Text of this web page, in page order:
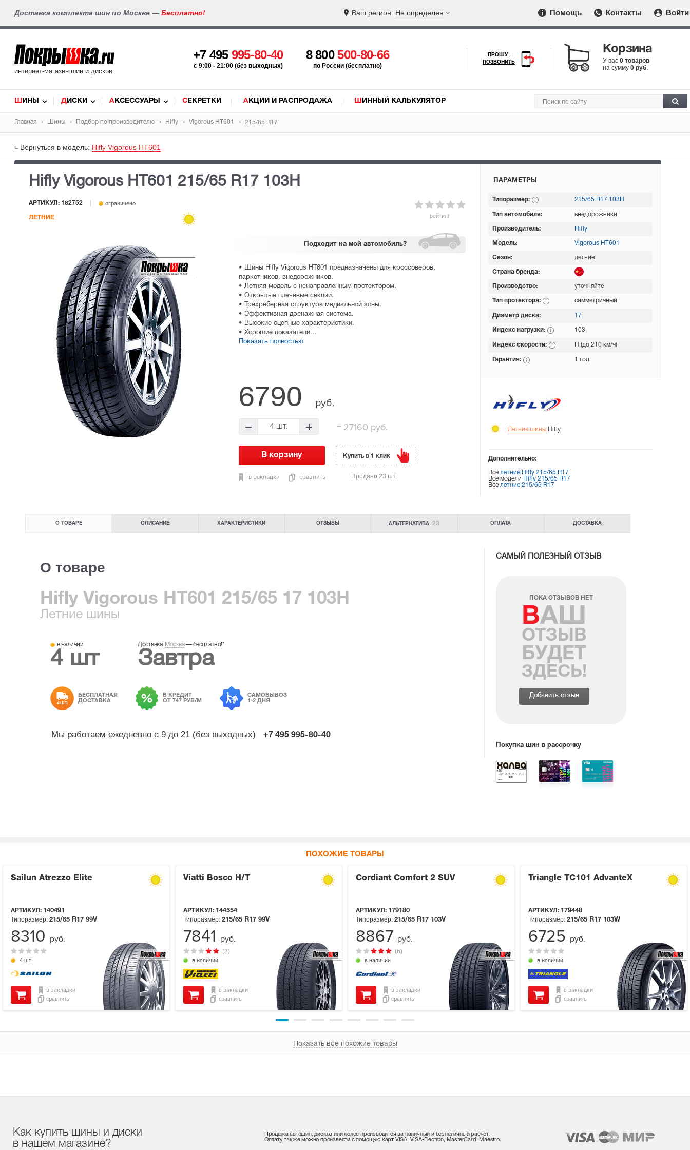
Доставка комплекта шин по Москве — Бесплатно! Ваш регион: Не определен Помощь Контакты Войти
интернет-магазин шин и дисков
+7 495 995-80-40
c 9:00 - 21:00 (без выходных)
8 800500-80-66
по России (бесплатно)
ПРОШУ
ПОЗВОНИТЬ
Корзина
У вас 0 товаров
на сумму 0 руб.
ШИНЫ ДИСКИ АКСЕССУАРЫ СЕКРЕТКИ АКЦИИ И РАСПРОДАЖА ШИННЫЙ КАЛЬКУЛЯТОР
Главная Шины Подбор по производителю Hifly Vigorous HT601 215/65 R17
Вернуться в модель: Hifly Vigorous HT601
Hifly Vigorous HT601 215/65 R17 103H
рейтинг
АРТИКУЛ: 182752 ограничено
ЛЕТНИЕ
Подходит на мой автомобиль?
• Шины Hifly Vigorous HT601 предназначены для кроссоверов,
паркетников, внедорожников.
• Летняя модель с ненаправленным протектором.
• Открытые плечевые секции.
• Трехреберная структура медиальной зоны.
• Эффективная дренажная система.
• Высокие сцепные характеристики.
• Хорошие показатели...
Показать полностью
6790 руб.
4 шт. =27160 руб.
в закладки сравнить
Купить в 1 клик
Продано 23 шт.
ПАРАМЕТРЫ
Типоразмер: 215/65 R17 103H
Тип автомобиля: внедорожники
Производитель: Hifly
Модель: Vigorous HT601
Сезон: летние
Страна бренда:
Производство: уточняйте
Тип протектора: симметричный
Диаметр диска: 17
Индекс нагрузки: 103
Индекс скорости: H (до 210 км/ч)
Гарантия: 1 год
Летние шины Hifly
Дополнительно:
Все летние Hifly 215/65 R17
Все модели Hifly 215/65 R17
Все летние 215/65 R17
О ТОВАРЕ ОПИСАНИЕ ХАРАКТЕРИСТИКИ ОТЗЫВЫ АЛЬТЕРНАТИВА 23 ОПЛАТА ДОСТАВКА
О товаре
Hifly Vigorous HT601 215/65 17 103H
Летние шины
в наличии
4 шт
Доставка: Москва—бесплатно!*
Завтра
4 ШТ.
БЕСПЛАТНАЯ
ДОСТАВКА
В КРЕДИТ
ОТ 747 РУБ/М
САМОВЫВОЗ
1-2 ДНЯ
Мы работаем ежедневно с 9 до 21 (без выходных) +7 495 995-80-40
САМЫЙ ПОЛЕЗНЫЙ ОТЗЫВ
ПОКА ОТЗЫВОВ НЕТ
ВАШ
ОТЗЫВ
БУДЕТ
ЗДЕСЬ!
Добавить отзыв
Покупка шин в рассрочку
ПОХОЖИЕ ТОВАРЫ
Sailun Atrezzo Elite
АРТИКУЛ: 140491
4 шт.
Типоразмер: 215/65 R17 99V
в закладки
сравнить
8310 руб.
Viatti Bosco H/T
АРТИКУЛ: 144554
в наличии
(3)
Типоразмер: 215/65 R17 99V
в закладки
сравнить
7841 руб.
Cordiant Comfort 2 SUV
АРТИКУЛ: 179180
в наличии
(6)
Типоразмер: 215/65 R17 103V
в закладки
сравнить
8867 руб.
Triangle TC101 AdvanteX
АРТИКУЛ: 179448
в наличии
Типоразмер: 215/65 R17 103W
в закладки
сравнить
6725 руб.
Показать все похожие товары
Как купить шины и диски
в нашем магазине?
Продажа автошин, дисков или колес производится за наличный и безналичный расчет.
Оплату также можно произвести с помощью карт VISA, VISA-Electron, MasterCard, Maestro.